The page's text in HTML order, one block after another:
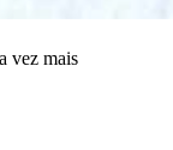
vez mais